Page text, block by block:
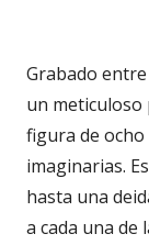
Grabado entre
un meticuloso
figura de
imaginarias.
hasta una
a cada una de